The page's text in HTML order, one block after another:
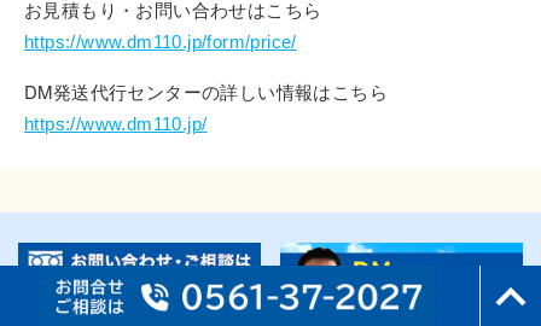
お見積もり・お問い合わせはこちら
https://www.dm110.jp/form/price/
DM発送代行センターの詳しい情報はこちら
https://www.dm110.jp/